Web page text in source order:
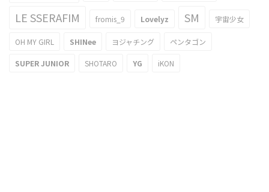
LE SSERAFIM fromis_9 Lovelyz SM 宇宙少女
OH MY GIRL SHINee ヨジャチング ペンタゴン
SUPER JUNIOR SHOTARO YG iKON